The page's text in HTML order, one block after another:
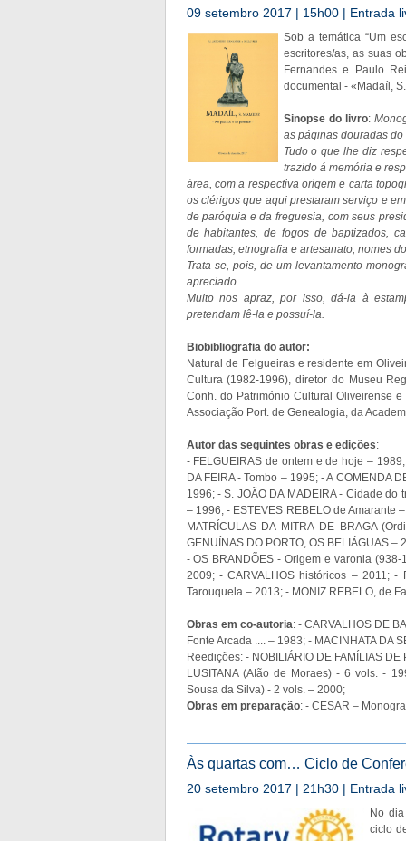
09 setembro 2017 | 15h00 | Entrada
Sob a temática “Um
escritores/as, as suas
Fernandes e Paulo
documental - «Madaíl,
Sinopse do livro:
as páginas douradas do
Tudo o que lhe diz
trazido á memória e
área, com a respectiva origem e carta
os clérigos que aqui prestaram serviço e
de paróquia e da freguesia, com seus
de habitantes, de fogos de baptizados,
formadas; etnografia e artesanato; nomes
Trata-se, pois, de um levantamento
apreciado.
Muito nos apraz, por isso, dá-la à
pretendam lê-la e possuí-la.
Biobibliografia do autor:
Natural de Felgueiras e residente em
Cultura (1982-1996), diretor do Museu
Conh. do Património Cultural Oliveirense e
Associação Port. de Genealogia, da
Autor das seguintes obras e edições:
- FELGUEIRAS de ontem e de hoje –
DA FEIRA - Tombo – 1995; - A COMENDA
1996; - S. JOÃO DA MADEIRA - Cidade do
– 1996; - ESTEVES REBELO de Amarante
MATRÍCULAS DA MITRA DE BRAGA
GENUÍNAS DO PORTO, OS BELIÁGUAS
- OS BRANDÕES - Origem e varonia
2009; - CARVALHOS históricos – 2011; -
Tarouquela – 2013; - MONIZ REBELO, de
Obras em co-autoria: - CARVALHOS DE
Fonte Arcada .... – 1983; - MACINHATA DA
Reedições: - NOBILIÁRIO DE FAMÍLIAS
LUSITANA (AIão de Moraes) - 6 vols. -
Sousa da Silva) - 2 vols. – 2000;
Obras em preparação: - CESAR –
Às quartas com… Ciclo de
20 setembro 2017 | 21h30 | Entrada
No
ciclo